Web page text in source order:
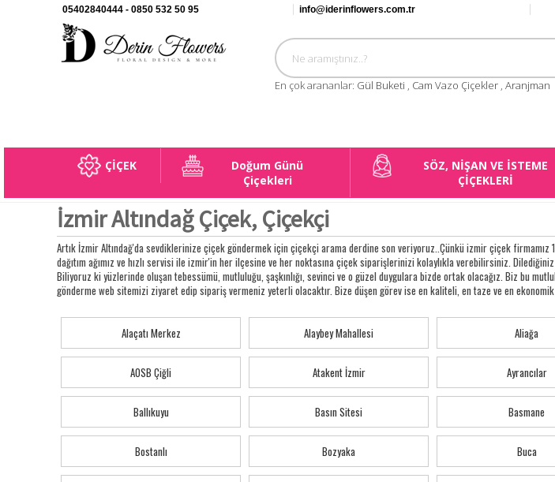
05402840444 - 0850 532 50 95 info@iderinflowers.com.tr
En çok arananlar: Gül Buketi , Cam Vazo Çiçekler , Aranjman
ÇİÇEK
Doğum Günü
Çiçekleri
SÖZ, NİŞAN VE İSTEME
ÇİÇEKLERİ
İzmir Altındağ Çiçek, Çiçekçi
Artık İzmir Altındağ'da sevdiklerinize çiçek göndermek için çiçekçi arama derdine son veriyoruz..Çünkü izmir çiçek
dağıtım ağımız ve hızlı servisi ile izmir'in her ilçesine ve her noktasına çiçek siparişlerinizi kolaylıkla verebilirsiniz.
Biliyoruz ki yüzlerinde oluşan tebessümü, mutluluğu, şaşkınlığı, sevinci ve o güzel duygulara bizde ortak olacağız. Biz bu
gönderme web sitemizi ziyaret edip sipariş vermeniz yeterli olacaktır. Bize düşen görev ise en kaliteli, en taze ve en
Alaçatı Merkez Alaybey Mahallesi Aliağa
AOSB Çiğli Atakent İzmir Ayrancılar
Ballıkuyu Basın Sitesi Basmane
Bostanlı Bozyaka Buca